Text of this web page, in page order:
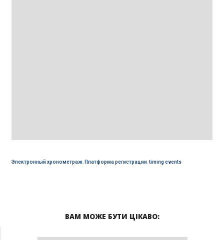
Электронный хронометраж, Платформа регистрации timing events
ВАМ МОЖЕ БУТИ ЦІКАВО: